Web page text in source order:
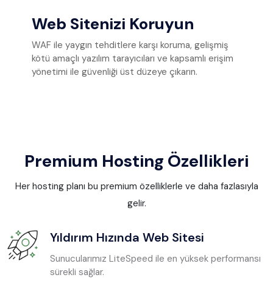
Web Sitenizi Koruyun
WAF ile yaygın tehditlere karşı koruma, gelişmiş
kötü amaçlı yazılım tarayıcıları ve kapsamlı erişim
yönetimi ile güvenliği üst düzeye çıkarın.
Premium Hosting Özellikleri
Her hosting planı bu premium özelliklerle ve daha fazlasıyla
gelir.
Yıldırım Hızında Web Sitesi
Sunucularımız LiteSpeed ile en yüksek performansı
sürekli sağlar.